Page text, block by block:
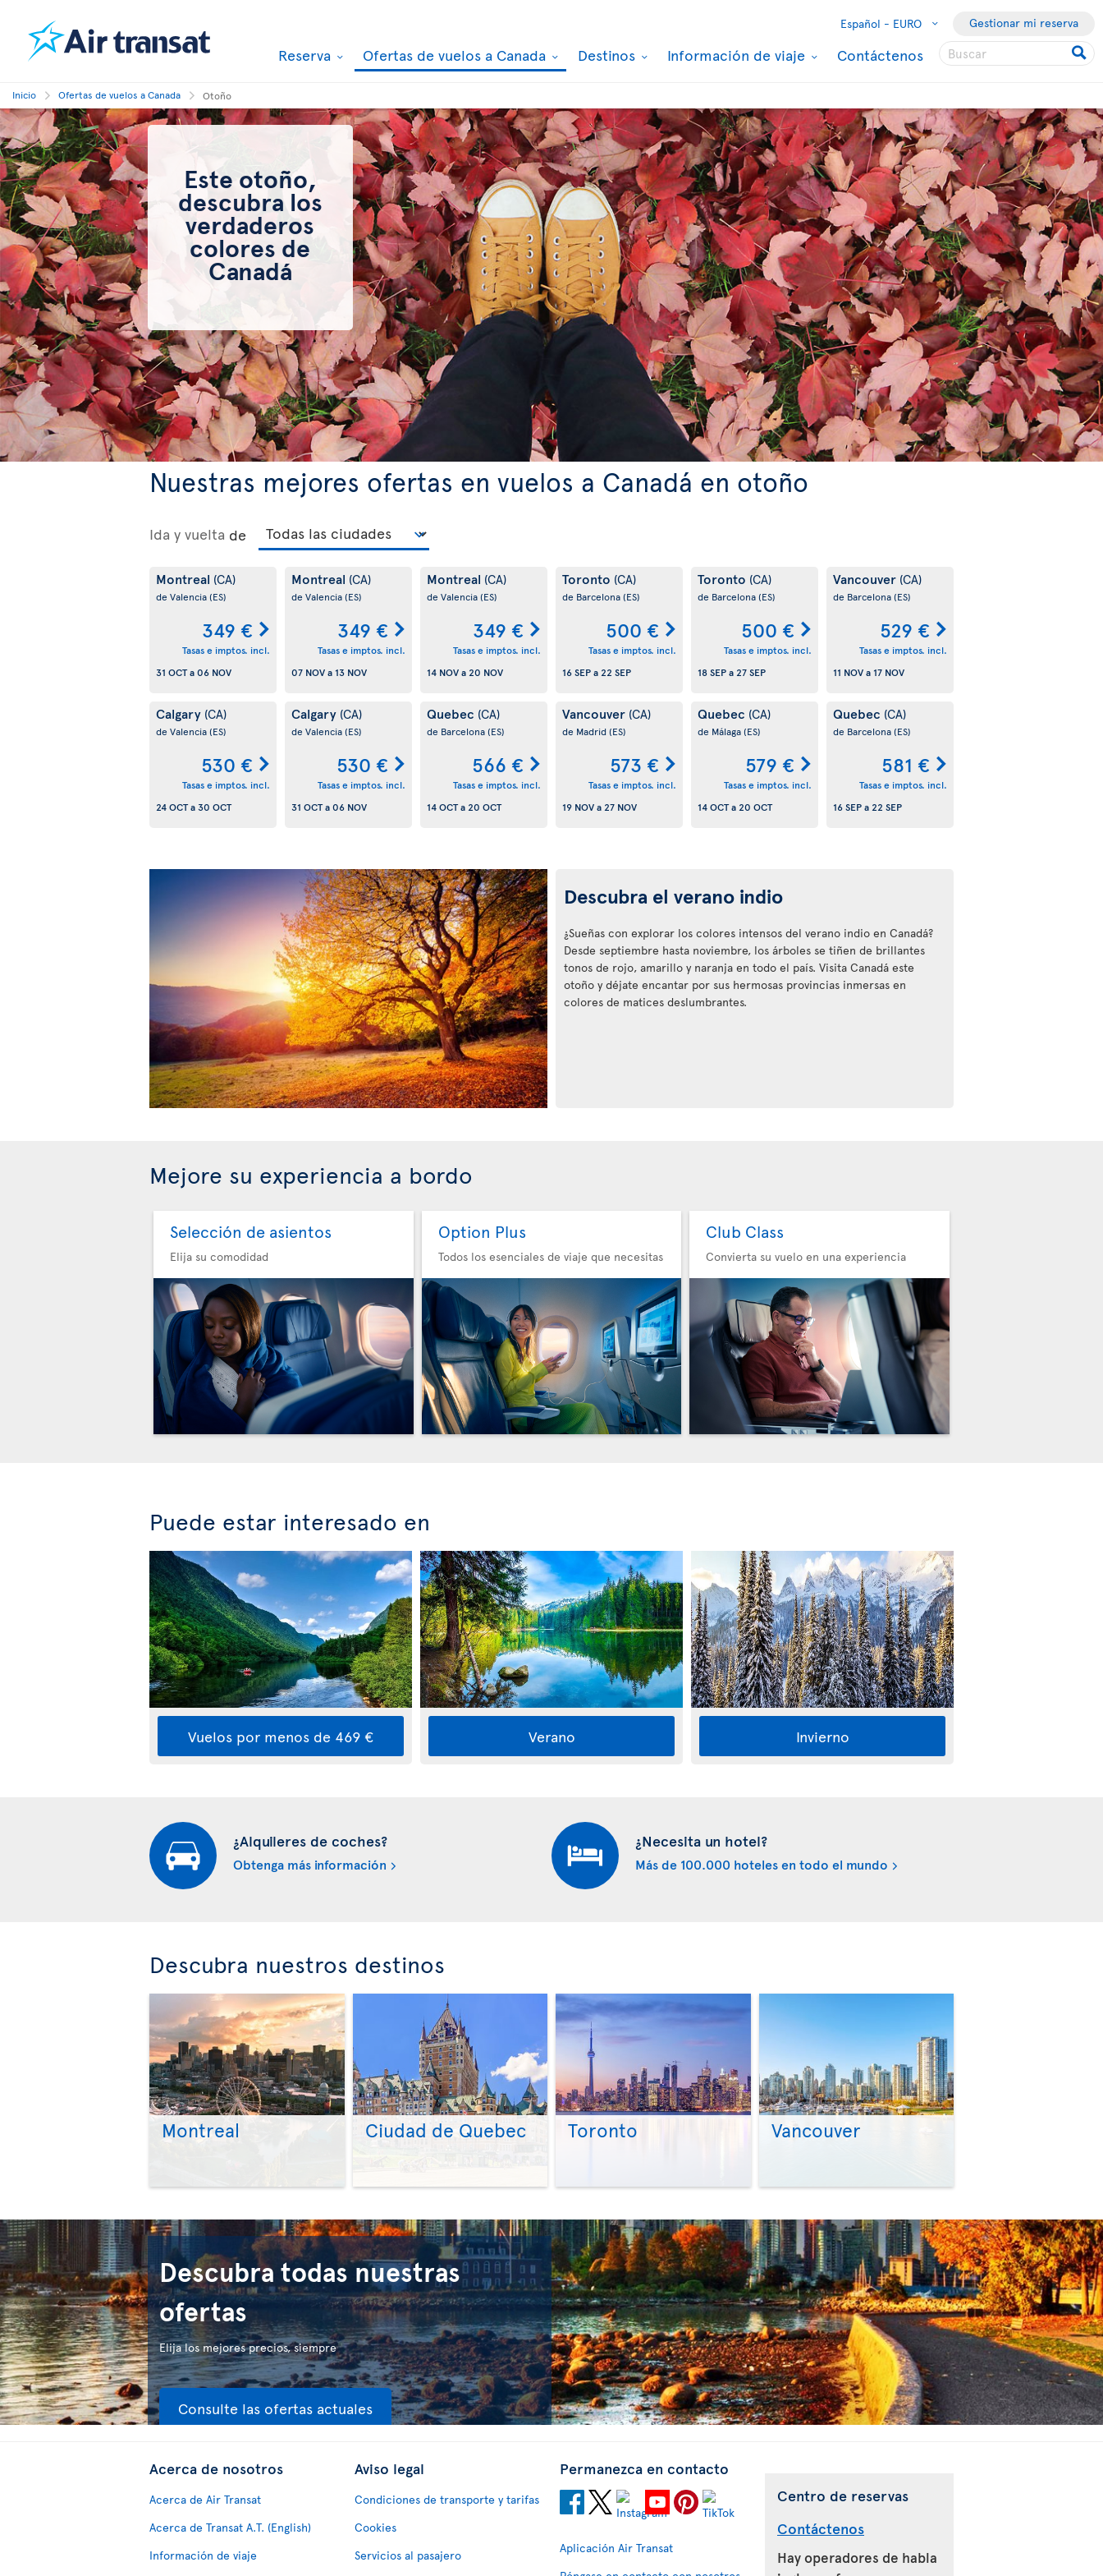
Español - EURO Gestionar mi reserva
Reserva Ofertas de vuelos a Canada Destinos Información de viaje Contáctenos
Inicio Ofertas de vuelos a Canada Otoño
Este otoño,
descubra los
verdaderos
colores de
Canadá
Nuestras mejores ofertas en vuelos a Canadá en otoño
Ida y vuelta de
Montreal (CA)
de Valencia(ES)
349 €
Tasas e imptos. incl.
31 OCTa06 NOV
Montreal (CA)
de Valencia(ES)
349 €
Tasas e imptos. incl.
07 NOVa 13 NOV
Montreal (CA)
de Valencia(ES)
349 €
Tasas e imptos. incl.
14 NOVa20 NOV
Toronto (CA)
de Barcelona(ES)
500 €
Tasas e imptos. incl.
16 SEPa22 SEP
Toronto (CA)
de Barcelona(ES)
500 €
Tasas e imptos. incl.
18 SEPa27 SEP
Vancouver (CA)
de Barcelona(ES)
529 €
Tasas e imptos. incl.
11 NOVa 17 NOV
Calgary (CA)
de Valencia(ES)
530 €
Tasas e imptos. incl.
24 OCTa 30 OCT
Calgary (CA)
de Valencia(ES)
530 €
Tasas e imptos. incl.
31 OCTa06 NOV
Quebec (CA)
de Barcelona(ES)
566 €
Tasas e imptos. incl.
14 OCTa20 OCT
Vancouver (CA)
de Madrid(ES)
573 €
Tasas e imptos. incl.
19 NOVa27 NOV
Quebec (CA)
de Málaga(ES)
579 €
Tasas e imptos. incl.
14 OCTa20 OCT
Quebec (CA)
de Barcelona(ES)
581 €
Tasas e imptos. incl.
16 SEPa22 SEP
Descubra el verano indio
¿Sueñas con explorar los colores intensos del verano indio en Canadá?
Desde septiembre hasta noviembre, los árboles se tiñen de brillantes
tonos de rojo, amarillo y naranja en todo el país. Visita Canadá este
otoño y déjate encantar por sus hermosas provincias inmersas en
colores de matices deslumbrantes.
Mejore su experiencia a bordo
Selección de asientos
Elija su comodidad
Option Plus
Todos los esenciales de viaje que necesitas
Club Class
Convierta su vuelo en una experiencia
Puede estar interesado en
Vuelos por menos de 469 € Verano Invierno
¿Alquileres de coches?
Obtenga más información
¿Necesita un hotel?
Más de 100.000 hoteles en todo el mundo
Descubra nuestros destinos
Montreal Ciudad de Quebec Toronto Vancouver
Descubra todas nuestras
ofertas
Elija los mejores precios, siempre
Consulte las ofertas actuales
Acerca de nosotros
Acerca de Air Transat
Acerca de Transat A.T. (English)
Información de viaje
Aviso legal
Condiciones de transporte y tarifas
Cookies
Servicios al pasajero
Permanezca en contacto
Aplicación Air Transat
Centro de reservas
Contáctenos
Hay operadores de habla